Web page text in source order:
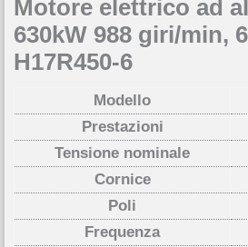
Motore elettrico ad
630kW 988 giri/min,
H17R450-6
Modello
Prestazioni
Tensione nominale
Cornice
Poli
Frequenza